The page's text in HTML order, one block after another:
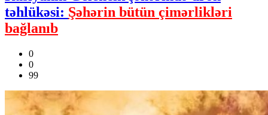
təhlükəsi: Şəhərin bütün çimərlikləri
bağlanıb
0
0
99